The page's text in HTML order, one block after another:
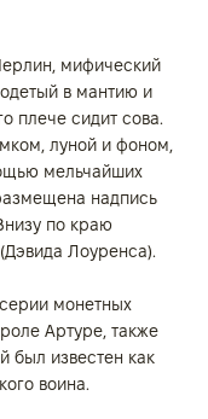
мифический
в мантию и
плече сидит сова.
луной и фоном,
мельчайших
надпись
по краю
Лоуренса).
монетных
Артуре, также
был известен как
воина.